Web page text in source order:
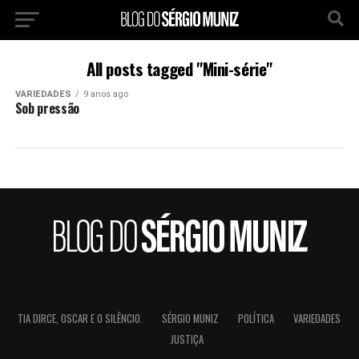
All posts tagged "Mini-série"
VARIEDADES 9 anos ago
Sob pressão
TIA DIRCE, OSCAR E O SILÊNCIO. SÉRGIO MUNIZ POLÍTICA
VARIEDADES
JUSTIÇA